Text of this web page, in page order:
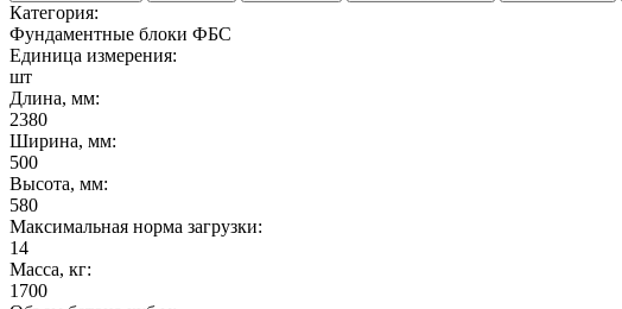
Категория:
Фундаментные блоки ФБС
Единица измерения:
шт
Длина, мм:
2380
Ширина, мм:
500
Высота, мм:
580
Максимальная норма загрузки:
14
Масса, кг:
1700